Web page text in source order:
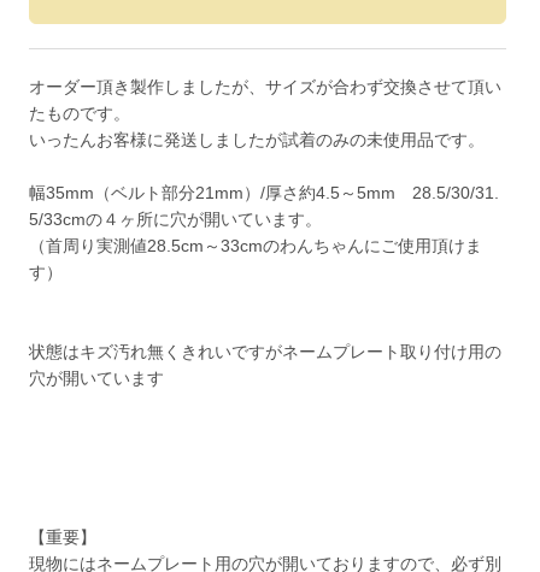
オーダー頂き製作しましたが、サイズが合わず交換させて頂い
たものです。
いったんお客様に発送しましたが試着のみの未使用品です。
幅35mm（ベルト部分21mm）/厚さ約4.5～5mm 28.5/30/31.
5/33cmの４ヶ所に穴が開いています。
（首周り実測値28.5cm～33cmのわんちゃんにご使用頂けま
す）
状態はキズ汚れ無くきれいですがネームプレート取り付け用の
穴が開いています
【重要】
現物にはネームプレート用の穴が開いておりますので、必ず別